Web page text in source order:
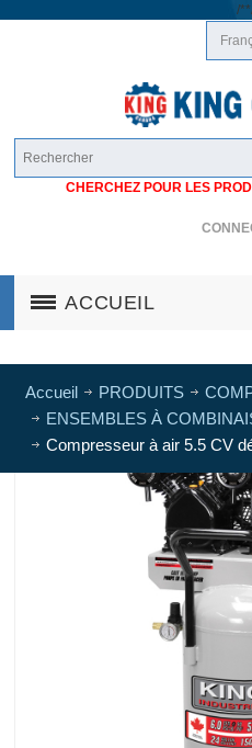
/*
CHERCHEZ POUR LES
ACCUEIL
Accueil PRODUITS
ENSEMBLES À
Compresseur à air 5.5 CV